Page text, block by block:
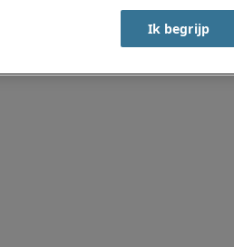
Ik begrijp